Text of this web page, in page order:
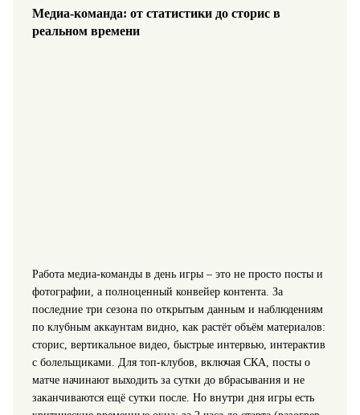
Медиа-команда: от статистики до сторис в
реальном времени
Работа медиа-команды в день игры – это не просто посты и
фотографии, а полноценный конвейер контента. За
последние три сезона по открытым данным и наблюдениям
по клубным аккаунтам видно, как растёт объём материалов:
сторис, вертикальное видео, быстрые интервью, интерактив
с болельщиками. Для топ-клубов, включая СКА, посты о
матче начинают выходить за сутки до вбрасывания и не
заканчиваются ещё сутки после. Но внутри дня игры есть